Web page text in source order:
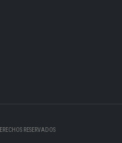
RESERVADOS